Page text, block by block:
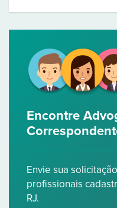
Encontre
Envie sua
profissionais
RJ.